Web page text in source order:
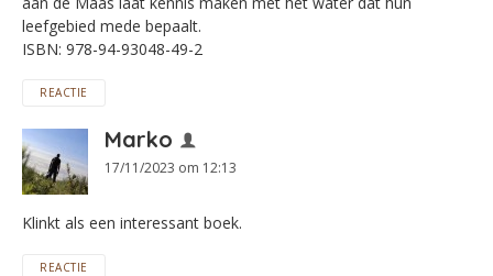
leefgebied mede bepaalt.
ISBN: 978-94-93048-49-2
REACTIE
Marko
17/11/2023 om 12:13
Klinkt als een interessant boek.
REACTIE